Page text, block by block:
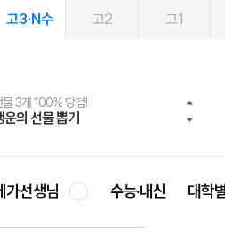
고3·N수 고2 고1
물 3개 100% 당첨!
운의 선물 뽑기
물 100% 증정!
가스터디 X 올리브
름방학 스터디 캐시백
가런 썸머스쿨
러셀 단과
사 공개선발
마트러닝앱
문 EVENT
가패스
무료 체험권
가패스 수강생 무료혜택!
가클럽 멤버십
회공헌 캠페인
망이룸 메가나눔
가선생님 수능·내신 대학